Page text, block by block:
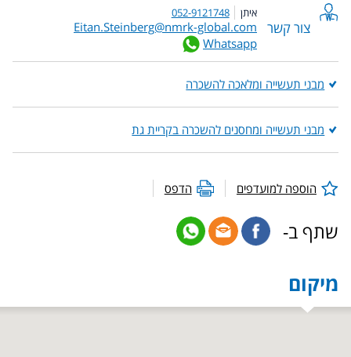
צור קשר
איתן 052-9121748
Eitan.Steinberg@nmrk-global.com
Whatsapp
מבני תעשייה ומלאכה להשכרה
מבני תעשייה ומחסנים להשכרה בקריית גת
הוספה למועדפים הדפס
שתף ב-
מיקום